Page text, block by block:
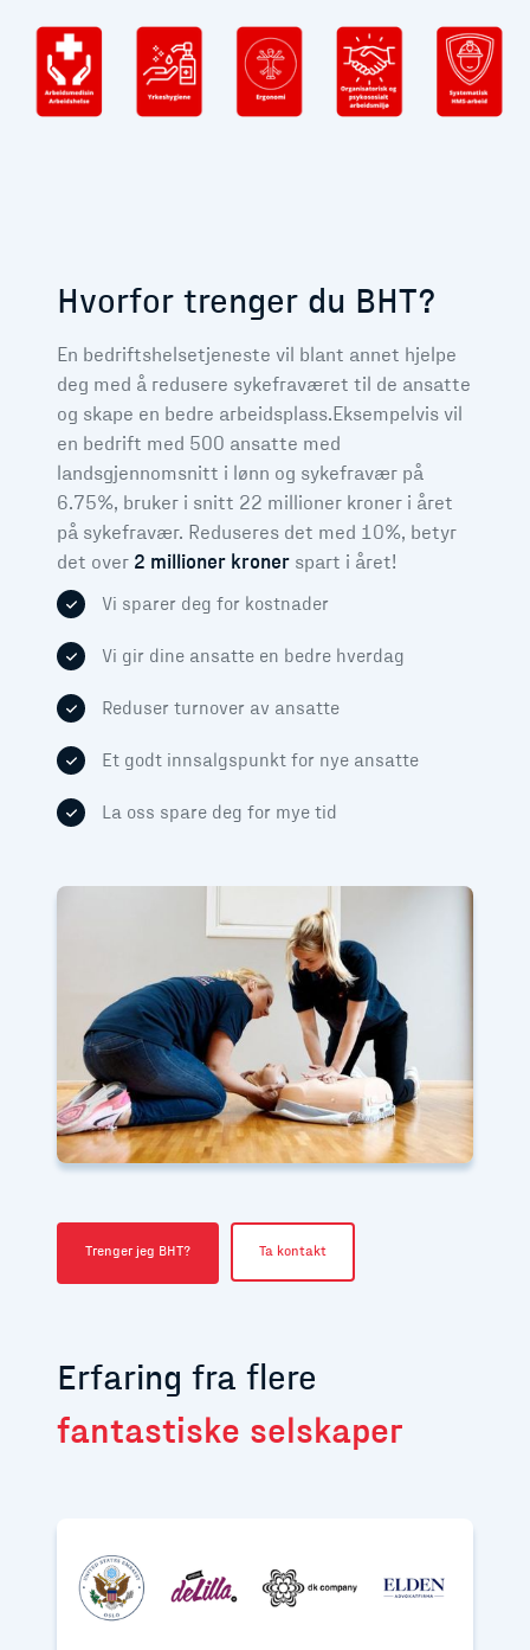
Hvorfor trenger du BHT?
En bedriftshelsetjeneste vil blant annet hjelpe
deg med å redusere sykefraværet til de ansatte
og skape en bedre arbeidsplass. Eksempelvis vil
en bedrift med 500 ansatte med
landsgjennomsnitt i lønn og sykefravær på
6.75%, bruker i snitt 22 millioner kroner i året
på sykefravær. Reduseres det med 10%, betyr
det over 2 millioner kroner spart i året!
Vi sparer deg for kostnader
Vi gir dine ansatte en bedre hverdag
Reduser turnover av ansatte
Et godt innsalgspunkt for nye ansatte
La oss spare deg for mye tid
Trenger jeg BHT? Ta kontakt
Erfaring fra flere
fantastiske selskaper